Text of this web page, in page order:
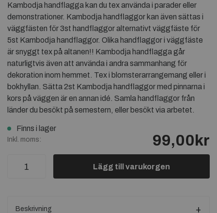
Kambodja handflagga kan du tex använda i parader eller
demonstrationer. Kambodja handflaggor kan även sättas i
väggfästen för 3st handflaggor alternativt väggfäste för
5st Kambodja handflaggor. Olika handflaggor i väggfäste
är snyggt tex på altanen!! Kambodja handflagga går
naturligtvis även att använda i andra sammanhang för
dekoration inom hemmet. Tex i blomsterarrangemang eller i
bokhyllan. Sätta 2st Kambodja handflaggor med pinnarna i
kors på väggen är en annan idé. Samla handflaggor från
länder du besökt på semestern, eller besökt via arbetet.
Finns i lager
Inkl. moms: 99,00kr
Lägg till varukorgen
Beskrivning